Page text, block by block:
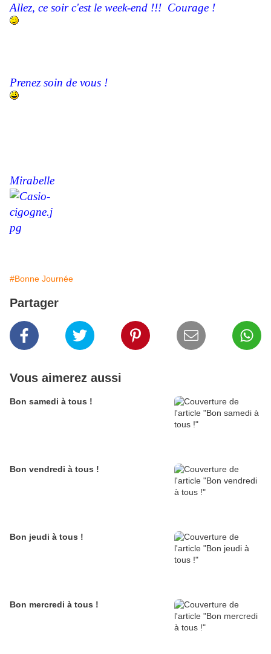
Allez, ce soir c'est le week-end !!! Courage !
Prenez soin de vous !
Mirabelle
#Bonne Journée
Partager
Vous aimerez aussi
Bon samedi à tous !
Bon vendredi à tous !
Bon jeudi à tous !
Bon mercredi à tous !